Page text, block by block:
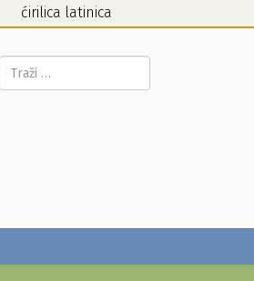
ćirilica latinica
Pretraga...